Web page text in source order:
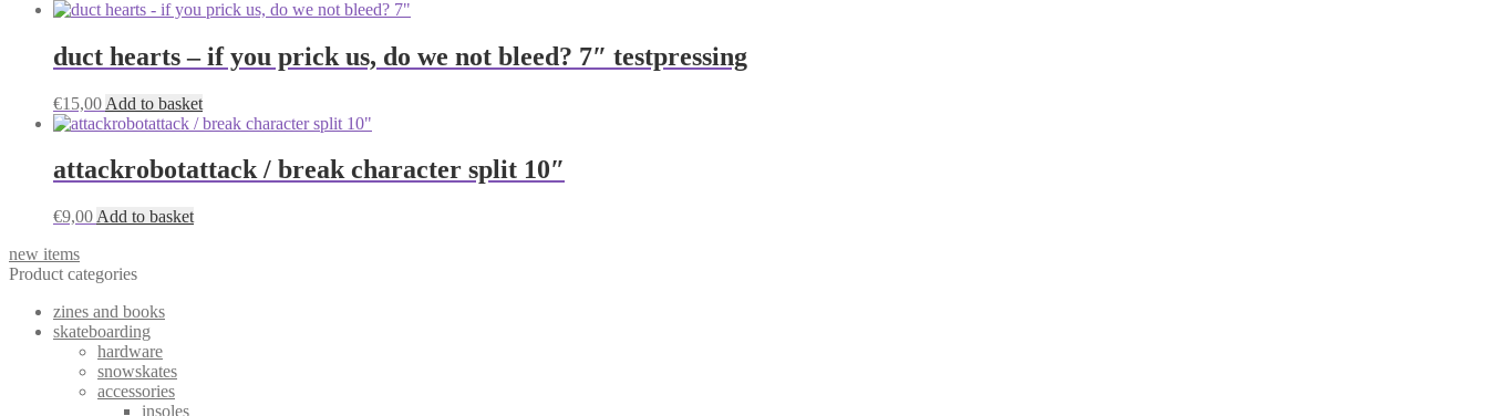
duct hearts – if you prick us, do we not bleed? 7″ testpressing
€15,00 Add to basket
attackrobotattack / break character split 10″
€9,00 Add to basket
new items
Product categories
zines and books
skateboarding
hardware
snowskates
accessories
insoles